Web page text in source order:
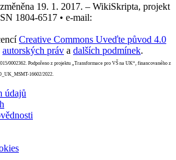
19. 1. 2017. – WikiSkripta, projekt
1804-6517 • e-mail:
Creative Commons Uveďte původ 4.0
autorských práv a dalších podmínek.
0002362. Podpořeno z projektu „Transformace pro VŠ na UK“, financovaného z
16602/2022.
údajů